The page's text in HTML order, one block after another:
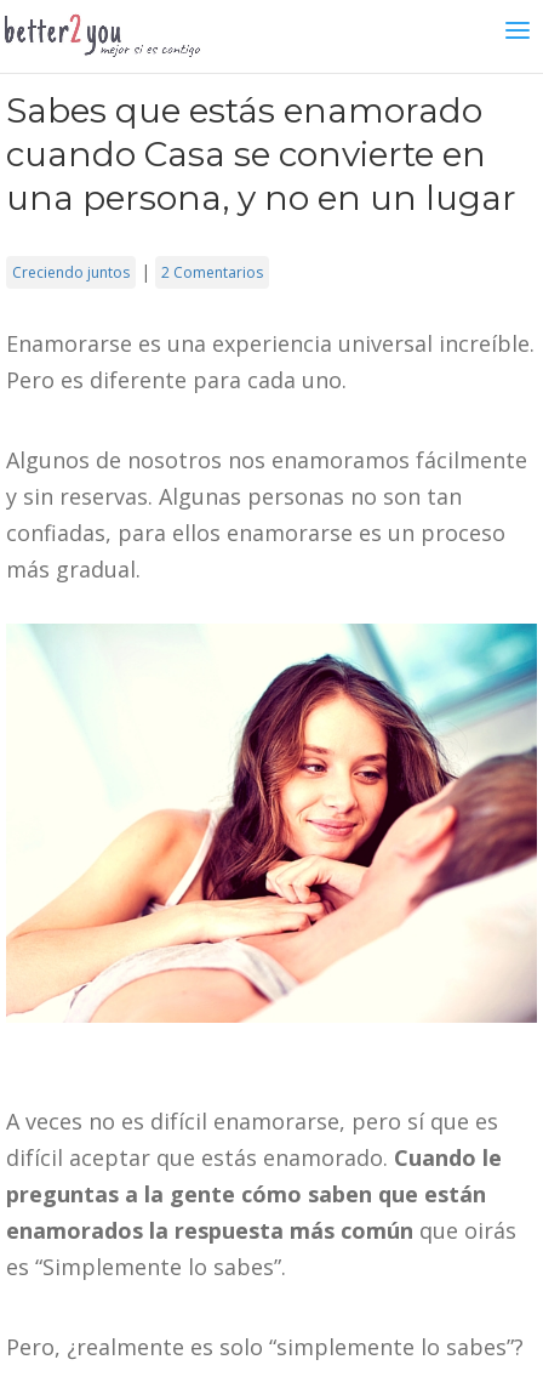
Sabes que estás enamorado
cuando Casa se convierte en
una persona, y no en un lugar
Creciendo juntos | 2 Comentarios
Enamorarse es una experiencia universal increíble.
Pero es diferente para cada uno.
Algunos de nosotros nos enamoramos fácilmente
y sin reservas. Algunas personas no son tan
confiadas, para ellos enamorarse es un proceso
más gradual.
A veces no es difícil enamorarse, pero sí que es
difícil aceptar que estás enamorado. Cuando le
preguntas a la gente cómo saben que están
enamorados la respuesta más común que oirás
es “Simplemente lo sabes”.
Pero, ¿realmente es solo “simplemente lo sabes”?